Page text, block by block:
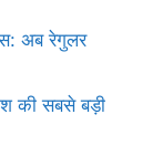
अब रेगुलर
की सबसे बड़ी